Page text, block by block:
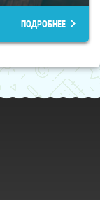
ПОДРОБНЕЕ